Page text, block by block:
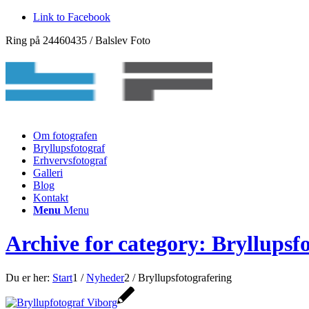
Link to Facebook
Ring på 24460435 / Balslev Foto
Om fotografen
Bryllupsfotograf
Erhvervsfotograf
Galleri
Blog
Kontakt
Menu Menu
Archive for category:
Du er her: Start1 / Nyheder2 / Bryllupsfotografering